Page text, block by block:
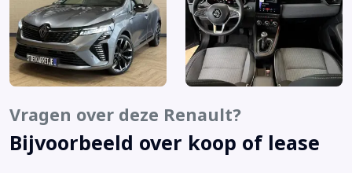
Lichtmetalen velgen 17"
Lichtmetalen velgen meer-spaaks 17"
Navigatiesysteem
Pack City Premium
Parkeersensor voor
Rondomzicht camera
Vragen over deze Renault?
Bijvoorbeeld over koop of lease